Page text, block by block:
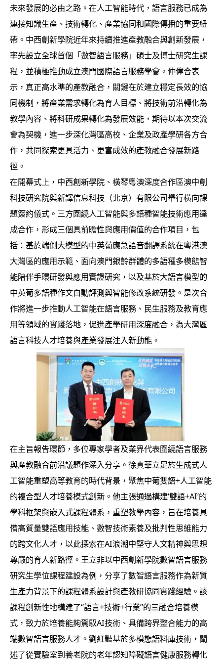
未來發展的必由之路。在人工智能時代，語言服務已成為
連接知識生產、技術轉化、產業協同和國際傳播的重要紐
帶。中西創新學院近年來持續推進產教融合與創新發展，
率先設立全球首個「數智語言服務」碩士及博士研究生課
程，並積極推動成立澳門國際語言服務學會。仲偉合表
示，真正高水準的產教融合，關鍵在於建立穩定長效的協
同機制，將產業需求轉化為育人目標、將技術前沿轉化為
教學內容、將科研成果轉化為發展效能，期待以本次交流
會為契機，進一步深化灣區高校、企業及政產學研各方合
作，共同探索更具活力、更富成效的產教融合發展新路
徑。
在開幕式上，中西創新學院、橫琴粵澳深度合作區澳中創
科技研究院與新譯信息科技（北京）有限公司舉行橫向課
題簽約儀式。三方圍繞人工智能與多語種智能技術應用達
成合作，形成三個具前瞻性與應用價值的合作項目，包
括：基於端側大模型的中英葡應急語音翻譯系統在粵港澳
大灣區的應用示範、面向澳門銀齡群體的多語種多模態智
能陪伴手環研發與應用實證研究，以及基於大語言模型的
中英葡多語種作文自動評測與智能修改系統研發。是次合
作將進一步推動人工智能在語言服務、民生服務及教育應
用等領域的實踐落地，促進產學研用深度融合，為大灣區
語言科技人才培養與產業發展注入新動能。
在主旨報告環節，多位專家學者及業界代表圍繞語言服務
與產教融合前沿議題作深入分享。徐真華立足於生成式人
工智能重塑高等教育的時代背景，聚焦中葡雙語+人工智能
的複合型人才培養模式創新。他主張通過構建‘雙語+AI’的
學科框架與嵌入式課程體系，重塑教學內容，旨在培養具
備高質量雙語應用技能、數智技術素養及批判性思維能力
的跨文化人才，以此探索在AI浪潮中堅守人文精神與思想
尊嚴的育人新路徑。王立非以中西創新學院數智語言服務
研究生學位課程建設為例，分享了數智語言服務作為新質
生產力背景下的課程體系設計與產教研協同實踐經驗。該
課程創新性地構建了“語言+技術+行業”的三融合培養模
式，致力於培養能夠駕馭AI技術、具備跨界整合能力的高
端數智語言服務人才。劉紅豔基於多模態語料庫技術，闡
述了從實驗室到養老院的老年認知障礙語言健康服務轉化